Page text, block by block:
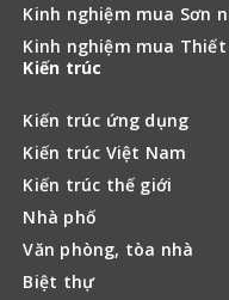
Kinh nghiệm mua Sơn
Kinh nghiệm mua
Kiến trúc
Kiến trúc ứng dụng
Kiến trúc Việt Nam
Kiến trúc thế giới
Nhà phố
Văn phòng, tòa nhà
Biệt thự